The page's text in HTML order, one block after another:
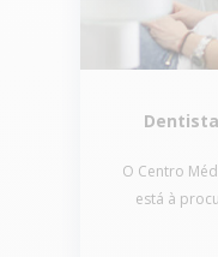
O Centro
está à